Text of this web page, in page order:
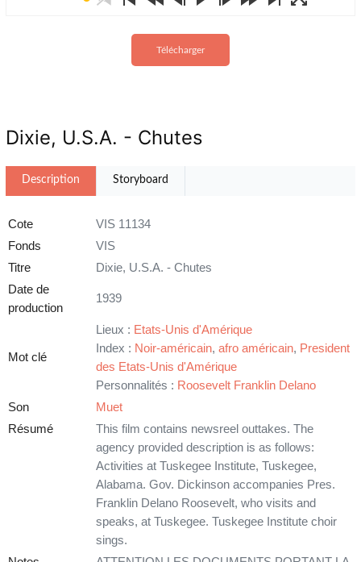
Télécharger
Dixie, U.S.A. - Chutes
Description Storyboard
Cote
VIS 11134
Fonds
VIS
Titre
Dixie, U.S.A. - Chutes
Date de
production
1939
Mot clé
Lieux : Etats-Unis d'Amérique
Index : Noir-américain, afro américain, President
des Etats-Unis d'Amérique
Personnalités : Roosevelt Franklin Delano
Son
Muet
Résumé
This film contains newsreel outtakes. The
agency provided description is as follows:
Activities at Tuskegee Institute, Tuskegee,
Alabama. Gov. Dickinson accompanies Pres.
Franklin Delano Roosevelt, who visits and
speaks, at Tuskegee. Tuskegee Institute choir
sings.